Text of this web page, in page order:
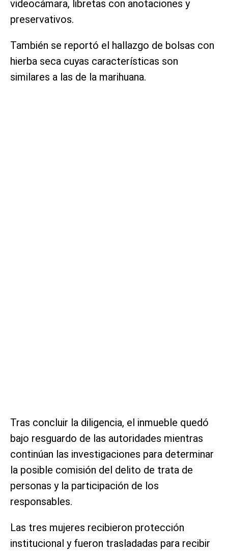
videocámara, libretas con anotaciones y
preservativos.
También se reportó el hallazgo de bolsas con
hierba seca cuyas características son
similares a las de la marihuana.
Tras concluir la diligencia, el inmueble quedó
bajo resguardo de las autoridades mientras
continúan las investigaciones para determinar
la posible comisión del delito de trata de
personas y la participación de los
responsables.
Las tres mujeres recibieron protección
institucional y fueron trasladadas para recibir